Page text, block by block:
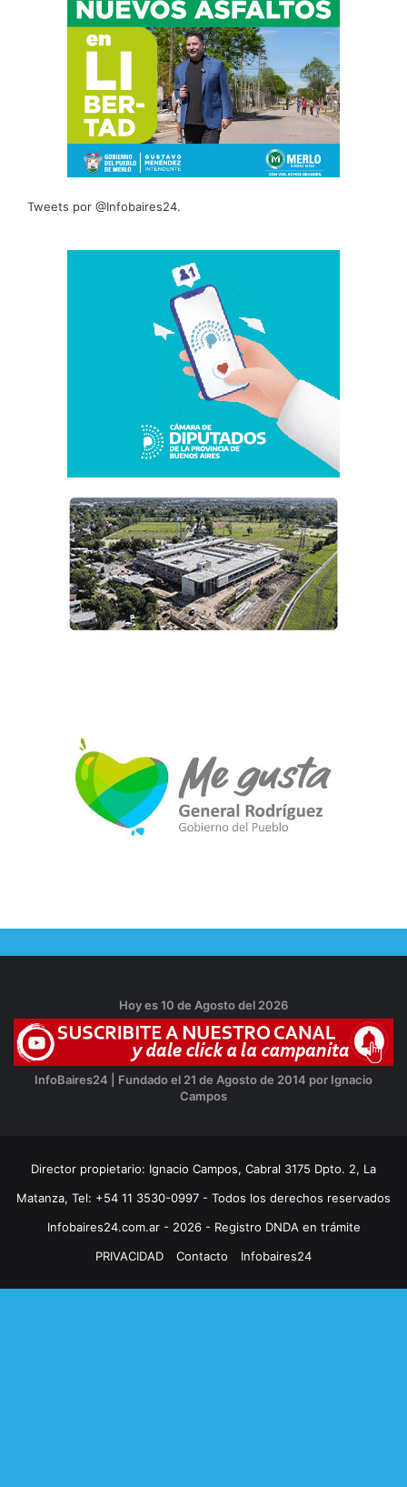
Tweets por @Infobaires24.
Hoy es 10 de Agosto del 2026
InfoBaires24 | Fundado el 21 de Agosto de 2014 por Ignacio
Campos
Director propietario: Ignacio Campos, Cabral 3175 Dpto. 2, La
Matanza, Tel: +54 11 3530-0997 - Todos los derechos reservados
Infobaires24.com.ar - 2026 - Registro DNDA en trámite
PRIVACIDAD
Contacto Infobaires24